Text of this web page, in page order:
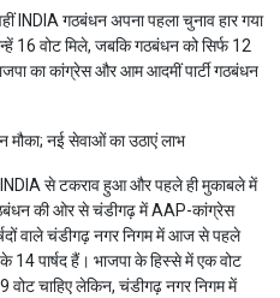
INDIA गठबंधन अपना पहला चुनाव हार गया
16 वोट मिले, जबकि गठबंधन को सिर्फ 12
का कांग्रेस और आम आदमीं पार्टी गठबंधन
मौका; नई सेवाओं का उठाएं लाभ
INDIA से टकराव हुआ और पहले ही मुकाबले में
की ओर से चंडीगढ़ में AAP-कांग्रेस
वाले चंडीगढ़ नगर निगम में आज से पहले
पार्षद हैं। भाजपा के हिस्से में एक वोट
चाहिए लेकिन, चंडीगढ़ नगर निगम में